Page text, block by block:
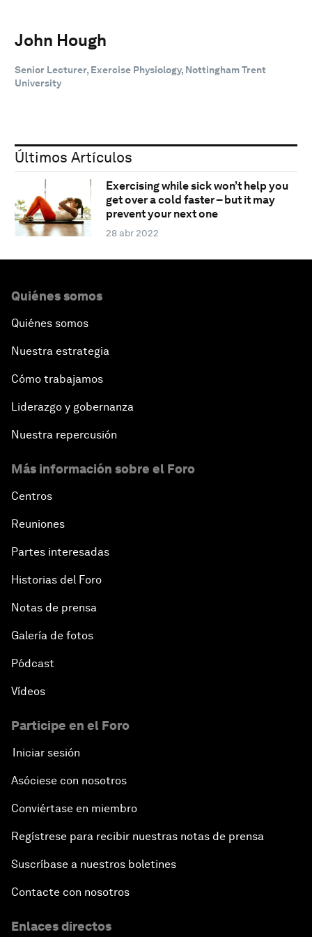
John Hough
Senior Lecturer, Exercise Physiology, Nottingham Trent
University
Últimos Artículos
Exercising while sick won’t help you
get over a cold faster – but it may
prevent your next one
28 abr 2022
Quiénes somos
Quiénes somos
Nuestra estrategia
Cómo trabajamos
Liderazgo y gobernanza
Nuestra repercusión
Más información sobre el Foro
Centros
Reuniones
Partes interesadas
Historias del Foro
Notas de prensa
Galería de fotos
Pódcast
Vídeos
Participe en el Foro
Iniciar sesión
Asóciese con nosotros
Conviértase en miembro
Regístrese para recibir nuestras notas de prensa
Suscríbase a nuestros boletines
Contacte con nosotros
Enlaces directos